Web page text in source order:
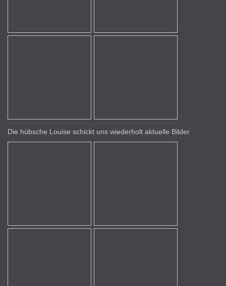
Die hübsche Louise schickt uns wiederholt aktuelle Bilder